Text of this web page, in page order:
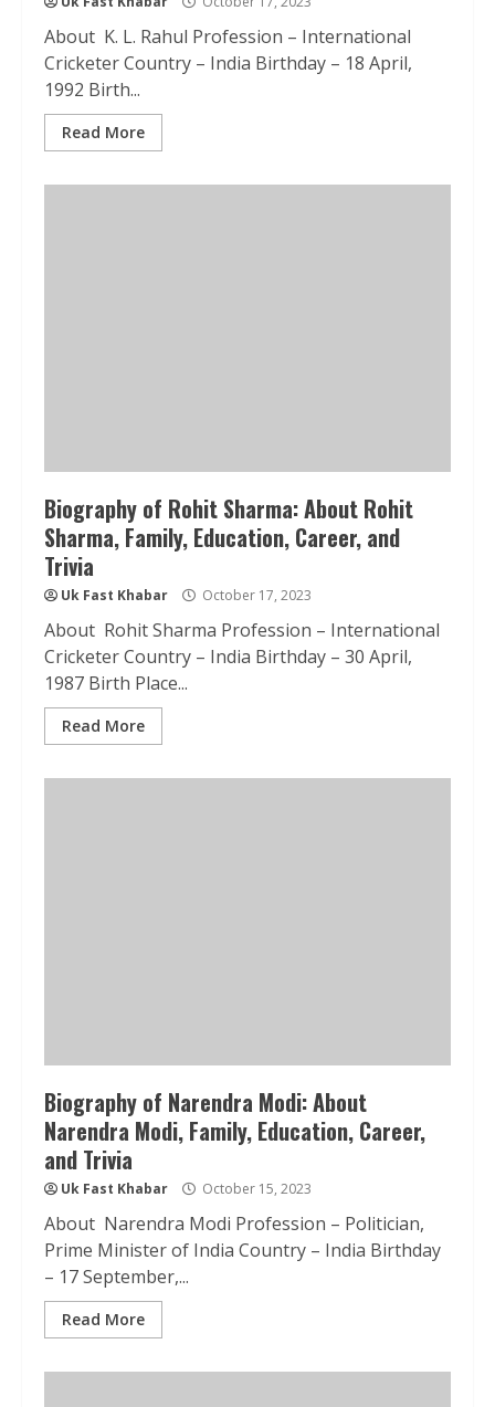
About K. L. Rahul Profession – International
Cricketer Country – India Birthday – 18 April,
1992 Birth...
Read More
Biography of Rohit Sharma: About Rohit
Sharma, Family, Education, Career, and
Trivia
Uk Fast Khabar October 17, 2023
About Rohit Sharma Profession – International
Cricketer Country – India Birthday – 30 April,
1987 Birth Place...
Read More
Biography of Narendra Modi: About
Narendra Modi, Family, Education, Career,
and Trivia
Uk Fast Khabar October 15, 2023
About Narendra Modi Profession – Politician,
Prime Minister of India Country – India Birthday
– 17 September,...
Read More